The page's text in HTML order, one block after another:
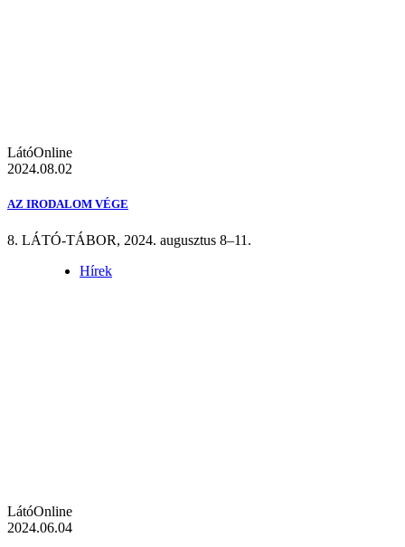
LátóOnline
2024.08.02
AZ IRODALOM VÉGE
8. LÁTÓ-TÁBOR, 2024. augusztus 8–11.
Hírek
LátóOnline
2024.06.04